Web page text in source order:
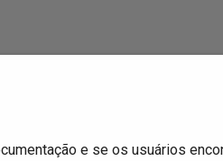
e se os usuários